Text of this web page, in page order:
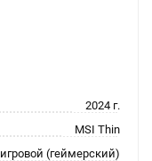
2024 г.
MSI Thin
игровой (геймерский)